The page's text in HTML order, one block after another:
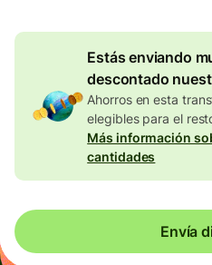
Estás enviando
descontado
Ahorros en esta
elegibles para el
Más información
cantidades
Envía